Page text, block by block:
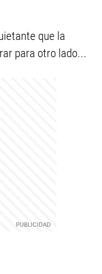
que la
para otro lado...